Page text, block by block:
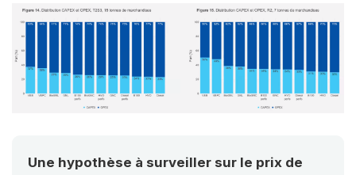
Une hypothèse à surveiller sur le prix de